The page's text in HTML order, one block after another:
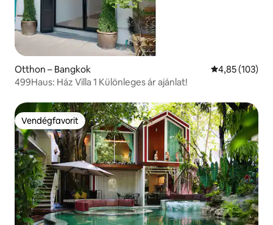
Otthon – Bangkok Átlagos
4,85 (103)
499Haus: Ház Villa 1 Különleges ár ajánlat!
Vendégfavorit
Vendégfavorit